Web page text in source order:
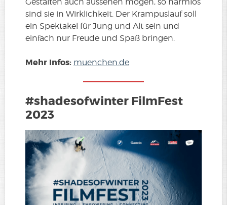
sind sie in Wirklichkeit. Der Krampuslauf soll
ein Spektakel für Jung und Alt sein und
einfach nur Freude und Spaß bringen.
Mehr Infos: muenchen.de
#shadesofwinter FilmFest
2023